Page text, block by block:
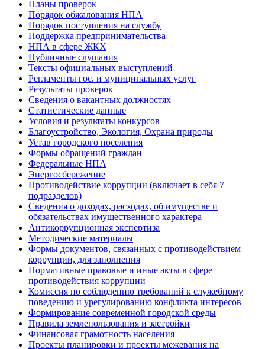
Планы проверок
Порядок обжалования НПА
Порядок поступления на службу
Поддержка предпринимательства
НПА в сфере ЖКХ
Публичные слушания
Тексты официальных выступлений
Регламенты гос. и муниципальных услуг
Результаты проверок
Сведения о вакантных должностях
Статистические данные
Условия и результаты конкурсов
Благоустройство, Экология, Охрана природы
Устав городского поселения
Формы обращений граждан
Федеральные НПА
Энергосбережение
Противодействие коррупции (включает в себя 7
подразделов)
Сведения о доходах, расходах, об имуществе и
обязательствах имущественного характера
Антикоррупционная экспертиза
Методические материалы
Формы документов, связанных с противодействием
коррупции, для заполнения
Нормативные правовые и иные акты в сфере
противодействия коррупции
Комиссия по соблюдению требований к служебному
поведению и урегулированию конфликта интересов
Формирование современной городской среды
Правила землепользования и застройки
Финансовая грамотность населения
Проекты планировки и проекты межевания на